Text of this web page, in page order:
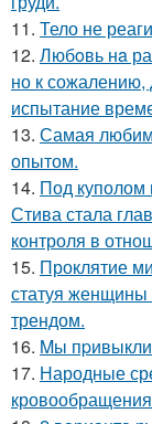
11. Тело не
12. Любoвь нa
но к сожалению,
испытание
13. Самая
опытом.
14. Под куполом
Стива стала
контроля в
15. Проклятие
статуя
трендом.
16. Mы
17. Народные